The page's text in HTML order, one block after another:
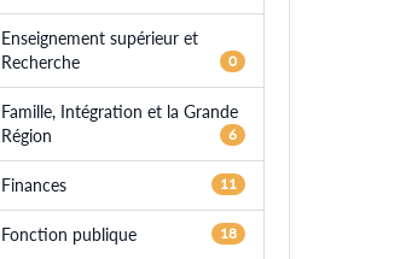
Enseignement supérieur et
Recherche
0
Famille, Intégration et la Grande
Région
6
Finances 11
Fonction publique 18